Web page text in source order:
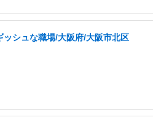
シュな職場/大阪府/大阪市北区